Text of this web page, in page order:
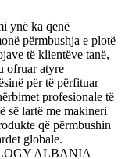
ynë ka qenë
përmbushja e plotë
të klientëve tanë,
ofruar atyre
për të përfituar
profesionale të
së lartë me makineri
që përmbushin
globale.
ALBANIA